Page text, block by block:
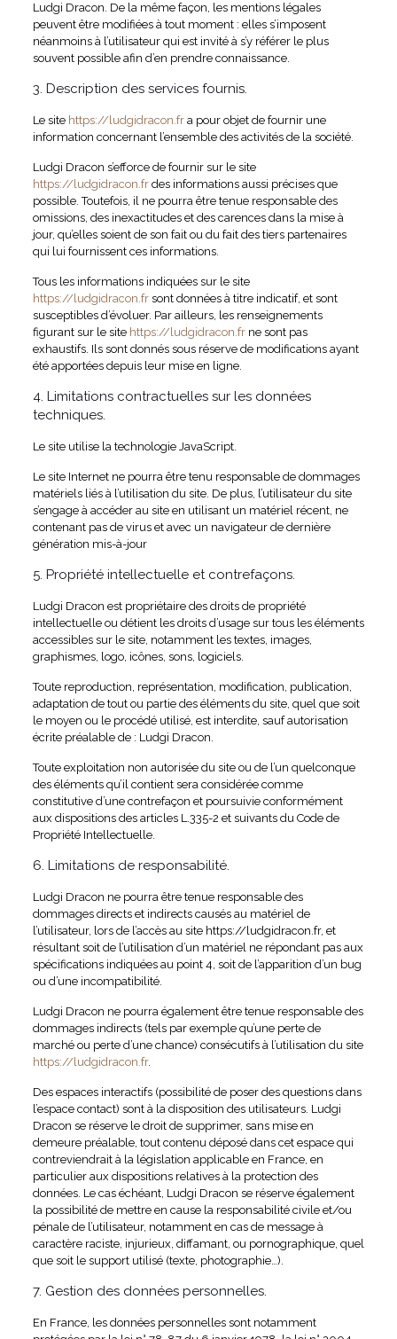
Ludgi Dracon. De la même façon, les mentions légales
peuvent être modifiées à tout moment : elles s’imposent
néanmoins à l’utilisateur qui est invité à s’y référer le plus
souvent possible afin d’en prendre connaissance.
3. Description des services fournis.
Le site https://ludgidracon.fra pour objet de fournir une
information concernant l’ensemble des activités de la société.
Ludgi Dracon s’efforce de fournir sur le site
https://ludgidracon.frdes informations aussi précises que
possible. Toutefois, il ne pourra être tenue responsable des
omissions, des inexactitudes et des carences dans la mise à
jour, qu’elles soient de son fait ou du fait des tiers partenaires
qui lui fournissent ces informations.
Tous les informations indiquées sur le site
https://ludgidracon.frsont données à titre indicatif, et sont
susceptibles d’évoluer. Par ailleurs, les renseignements
figurant sur le site https://ludgidracon.frne sont pas
exhaustifs. Ils sont donnés sous réserve de modifications ayant
été apportées depuis leur mise en ligne.
4. Limitations contractuelles sur les données
techniques.
Le site utilise la technologie JavaScript.
Le site Internet ne pourra être tenu responsable de dommages
matériels liés à l’utilisation du site. De plus, l’utilisateur du site
s’engage à accéder au site en utilisant un matériel récent, ne
contenant pas de virus et avec un navigateur de dernière
génération mis-à-jour
5. Propriété intellectuelle et contrefaçons.
Ludgi Dracon est propriétaire des droits de propriété
intellectuelle ou détient les droits d’usage sur tous les éléments
accessibles sur le site, notamment les textes, images,
graphismes, logo, icônes, sons, logiciels.
Toute reproduction, représentation, modification, publication,
adaptation de tout ou partie des éléments du site, quel que soit
le moyen ou le procédé utilisé, est interdite, sauf autorisation
écrite préalable de : Ludgi Dracon.
Toute exploitation non autorisée du site ou de l’un quelconque
des éléments qu’il contient sera considérée comme
constitutive d’une contrefaçon et poursuivie conformément
aux dispositions des articles L.335-2 et suivants du Code de
Propriété Intellectuelle.
6. Limitations de responsabilité.
Ludgi Dracon ne pourra être tenue responsable des
dommages directs et indirects causés au matériel de
l’utilisateur, lors de l’accès au site https://ludgidracon.fr, et
résultant soit de l’utilisation d’un matériel ne répondant pas aux
spécifications indiquées au point 4, soit de l’apparition d’un bug
ou d’une incompatibilité.
Ludgi Dracon ne pourra également être tenue responsable des
dommages indirects (tels par exemple qu’une perte de
marché ou perte d’une chance) consécutifs à l’utilisation du site
https://ludgidracon.fr.
Des espaces interactifs (possibilité de poser des questions dans
l’espace contact) sont à la disposition des utilisateurs. Ludgi
Dracon se réserve le droit de supprimer, sans mise en
demeure préalable, tout contenu déposé dans cet espace qui
contreviendrait à la législation applicable en France, en
particulier aux dispositions relatives à la protection des
données. Le cas échéant, Ludgi Dracon se réserve également
la possibilité de mettre en cause la responsabilité civile et/ou
pénale de l’utilisateur, notamment en cas de message à
caractère raciste, injurieux, diffamant, ou pornographique, quel
que soit le support utilisé (texte, photographie…).
7. Gestion des données personnelles.
En France, les données personnelles sont notamment